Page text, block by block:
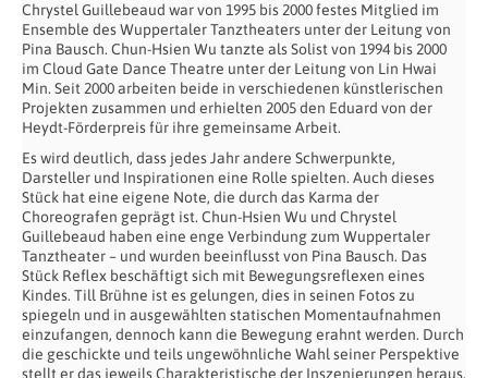
Chrystel Guillebeaud war von 1995 bis 2000 festes Mitglied im
Ensemble des Wuppertaler Tanztheaters unter der Leitung von
Pina Bausch. Chun-Hsien Wu tanzte als Solist von 1994 bis 2000
im Cloud Gate Dance Theatre unter der Leitung von Lin Hwai
Min. Seit 2000 arbeiten beide in verschiedenen künstlerischen
Projekten zusammen und erhielten 2005 den Eduard von der
Heydt-Förderpreis für ihre gemeinsame Arbeit.
Es wird deutlich, dass jedes Jahr andere Schwerpunkte,
Darsteller und Inspirationen eine Rolle spielten. Auch dieses
Stück hat eine eigene Note, die durch das Karma der
Choreografen geprägt ist. Chun-Hsien Wu und Chrystel
Guillebeaud haben eine enge Verbindung zum Wuppertaler
Tanztheater – und wurden beeinflusst von Pina Bausch. Das
Stück Reflex beschäftigt sich mit Bewegungsreflexen eines
Kindes. Till Brühne ist es gelungen, dies in seinen Fotos zu
spiegeln und in ausgewählten statischen Momentaufnahmen
einzufangen, dennoch kann die Bewegung erahnt werden. Durch
die geschickte und teils ungewöhnliche Wahl seiner Perspektive
stellt er das jeweils Charakteristische der Inszenierungen heraus.